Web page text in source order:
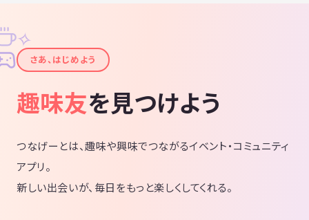
✦
✧
さあ、はじめよう
趣味友を見つけよう
つなげーとは、趣味や興味でつながるイベント・コミュニティ
アプリ。
新しい出会いが、毎日をもっと楽しくしてくれる。